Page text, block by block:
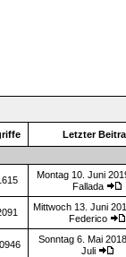
Letzter
Montag 10. Juni
Fallada
Mittwoch 13. Juni
Federico
Sonntag 6. Mai
Juli